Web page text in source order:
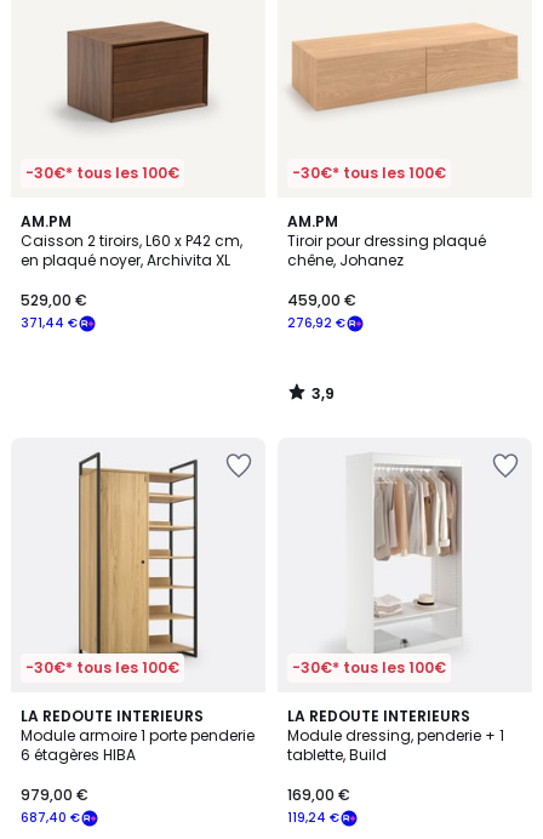
-30€* tous les 100€
AM.PM
Caisson 2 tiroirs, L60 x P42 cm,
en plaqué noyer, Archivita XL
371,44 €
529,00 €
-30€* tous les 100€
AM.PM
Tiroir pour dressing plaqué
chêne, Johanez
276,92 €
459,00 €
3,9
/ 5
3,9
/
-30€* tous les 100€
LA REDOUTE INTERIEURS
Module armoire 1 porte penderie
6 étagères HIBA
687,40 €
979,00 €
3,8
/ 5
-30€* tous les 100€
LA REDOUTE INTERIEURS
Module dressing, penderie + 1
tablette, Build
119,24 €
169,00 €
3,9
/ 5